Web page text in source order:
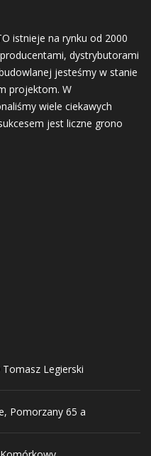
istnieje na rynku od 2000
dystrybutorami
jesteśmy w stanie
projektom. W
wiele ciekawych
jest liczne grono
Tomasz Legierski
Pomorzany 65 a